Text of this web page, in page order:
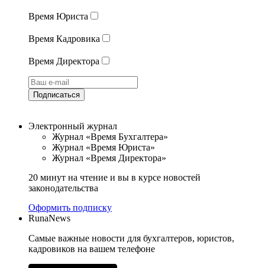
Время Юриста
Время Кадровика
Время Директора
Подписаться
Электронный журнал
Журнал «Время Бухгалтера»
Журнал «Время Юриста»
Журнал «Время Директора»
20 минут на чтение и вы в курсе новостей
законодательства
Оформить подписку
RunaNews
Самые важные новости для бухгалтеров, юристов,
кадровиков на вашем телефоне